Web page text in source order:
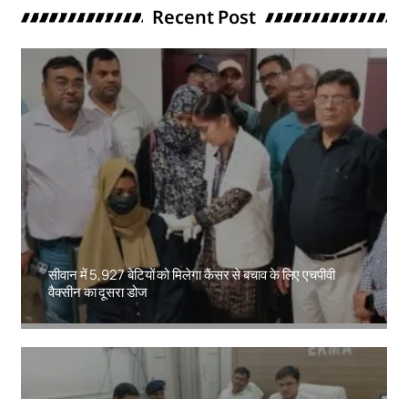
Recent Post
सीवान में 5,927 बेटियों को मिलेगा कैंसर से बचाव के लिए एचपीवी
वैक्सीन का दूसरा डोज
Amit Lekh